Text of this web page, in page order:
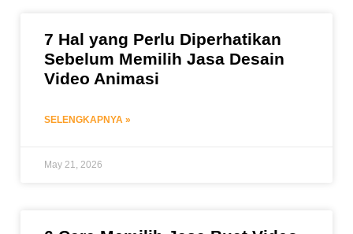
7 Hal yang Perlu Diperhatikan
Sebelum Memilih Jasa Desain
Video Animasi
SELENGKAPNYA »
May 21, 2026